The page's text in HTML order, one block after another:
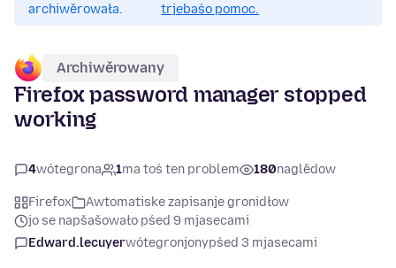
archiwěrowała.
trjebaśo pomoc.
Archiwěrowany
Firefox password manager stopped
working
4wótegrona 1ma toś ten problem 180naglědow
Firefox
Awtomatiske zapisanje gronidłow
jo se napšašowało pśed 9 mjasecami
Edward.lecuyerwótegronjonypśed 3 mjasecami